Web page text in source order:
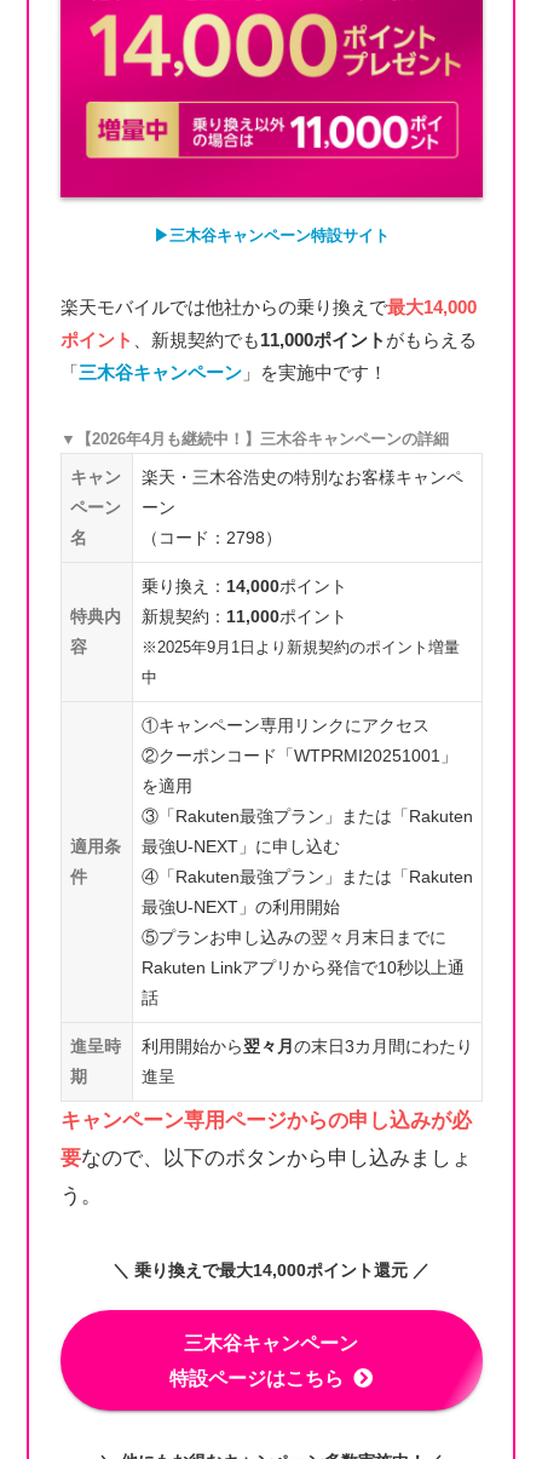
▶︎三木谷キャンペーン特設サイト
楽天モバイルでは他社からの乗り換えで最大14,000
ポイント
、新規契約でも11,000ポイント がもらえる
「三木谷キャンペーン」を実施中です！
▼【2026年4月も継続中！】三木谷キャンペーンの詳細
キャン
ペーン
名
楽天・三木谷浩史の特別なお客様キャンペ
ーン
（コード：2798）
特典内
容
乗り換え： 14,000ポイント
新規契約： 11,000ポイント
※2025年9月1日より新規契約のポイント増量
中
適用条
件
①キャンペーン専用リンクにアクセス
②クーポンコード「WTPRMI20251001」
を適用
③「Rakuten最強プラン」または「Rakuten
最強U-NEXT」に申し込む
④「Rakuten最強プラン」または「Rakuten
最強U-NEXT」の利用開始
⑤プランお申し込みの翌々月末日までに
Rakuten Linkアプリから発信で10秒以上通
話
進呈時
期
利用開始から翌々月 の末日3カ月間にわたり
進呈
キャンペーン専用ページからの申し込みが必
要なので、以下のボタンから申し込みましょ
う。
＼ 乗り換えで最大14,000ポイント還元 ／
三木谷キャンペーン
特設ページはこちら